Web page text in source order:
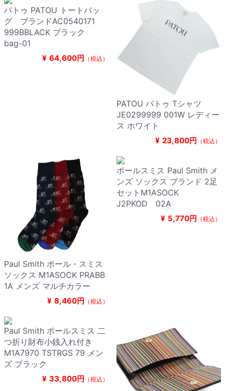
パトゥ PATOU トートバッ
グ ブランドAC0540171
999BBLACK ブラック
bag-01
¥ 64,600円 （税込）
PATOU パトゥ Tシャツ
JE0299999 001W レディー
ス ホワイト
¥ 23,800円 （税込）
Paul Smith ポール・スミス
ソックス M1ASOCK PRABB
1A メンズ マルチカラー
¥ 8,460円 （税込）
ポールスミス Paul Smith メ
ンズ ソックス ブランド 2足
セットM1ASOCK
J2PKOD 02A
¥ 5,770円 （税込）
Paul Smith ポールスミス 二
つ折り財布小銭入れ付き
M1A7970 TSTRGS 79 メン
ズ ブラック
¥ 33,800円 （税込）